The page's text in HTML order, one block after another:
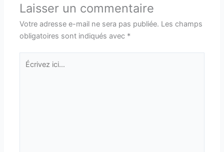
Laisser un commentaire
Votre adresse e-mail ne sera pas publiée. Les champs
obligatoires sont indiqués avec *
Écrivez